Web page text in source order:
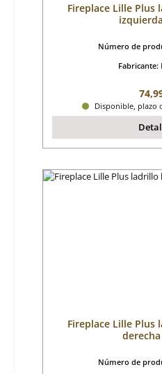
Fireplace Lille Plus
Número de
Fabricante:
Disponible, plazo
Fireplace Lille Plus
Número de